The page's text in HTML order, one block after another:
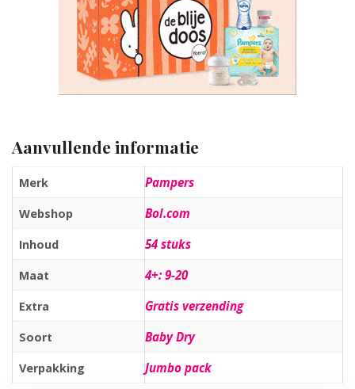
Aanvullende informatie
Merk Pampers
Webshop Bol.com
Inhoud 54 stuks
Maat 4+: 9-20
Extra Gratis verzending
Soort Baby Dry
Verpakking Jumbo pack